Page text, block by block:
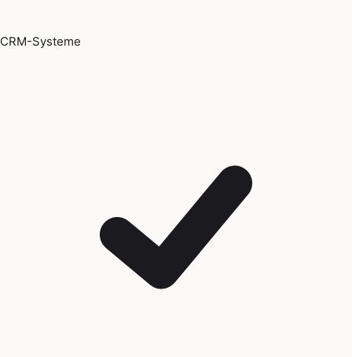
CRM-Systeme